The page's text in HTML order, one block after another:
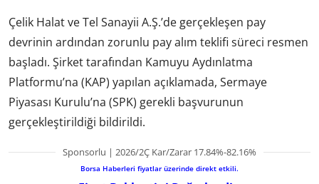
Çelik Halat ve Tel Sanayii A.Ş.’de gerçekleşen pay
devrinin ardından zorunlu pay alım teklifi süreci resmen
başladı. Şirket tarafından Kamuyu Aydınlatma
Platformu’na (KAP) yapılan açıklamada, Sermaye
Piyasası Kurulu’na (SPK) gerekli başvurunun
gerçekleştirildiği bildirildi.
Sponsorlu | 2026/2Ç Kar/Zarar 17.84%-82.16%
Borsa Haberleri fiyatlar üzerinde direkt etkili.